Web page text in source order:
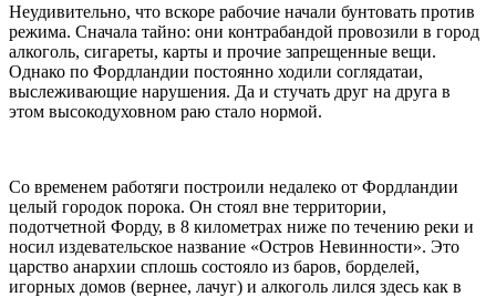
Неудивительно, что вскоре рабочие начали бунтовать против
режима. Сначала тайно: они контрабандой провозили в город
алкоголь, сигареты, карты и прочие запрещенные вещи.
Однако по Фордландии постоянно ходили соглядатаи,
выслеживающие нарушения. Да и стучать друг на друга в
этом высокодуховном раю стало нормой.
Со временем работяги построили недалеко от Фордландии
целый городок порока. Он стоял вне территории,
подотчетной Форду, в 8 километрах ниже по течению реки и
носил издевательское название «Остров Невинности». Это
царство анархии сплошь состояло из баров, борделей,
игорных домов (вернее, лачуг) и алкоголь лился здесь как в